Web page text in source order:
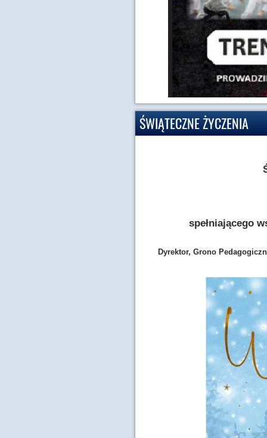
ŚWIĄTECZNE ŻYCZENIA
spełniającego
Dyrektor, Grono